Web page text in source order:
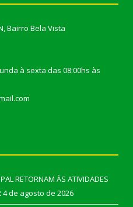
Bairro Bela Vista
à sexta das 08:00hs às
RETORNAM ÀS ATIVIDADES
4 de agosto de 2026